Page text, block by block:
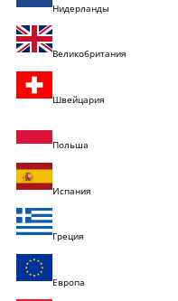
Нидерланды
Великобритания
Швейцария
Польша
Испания
Греция
Европа